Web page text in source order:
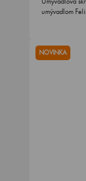
umývadlom
NOVINKA